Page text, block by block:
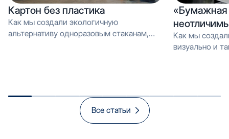
Картон без пластика
Как мы создали экологичную
альтернативу одноразовым стаканам,
«Бумажная
Как мы
визуально и тактильно неотличимое от
Все статьи